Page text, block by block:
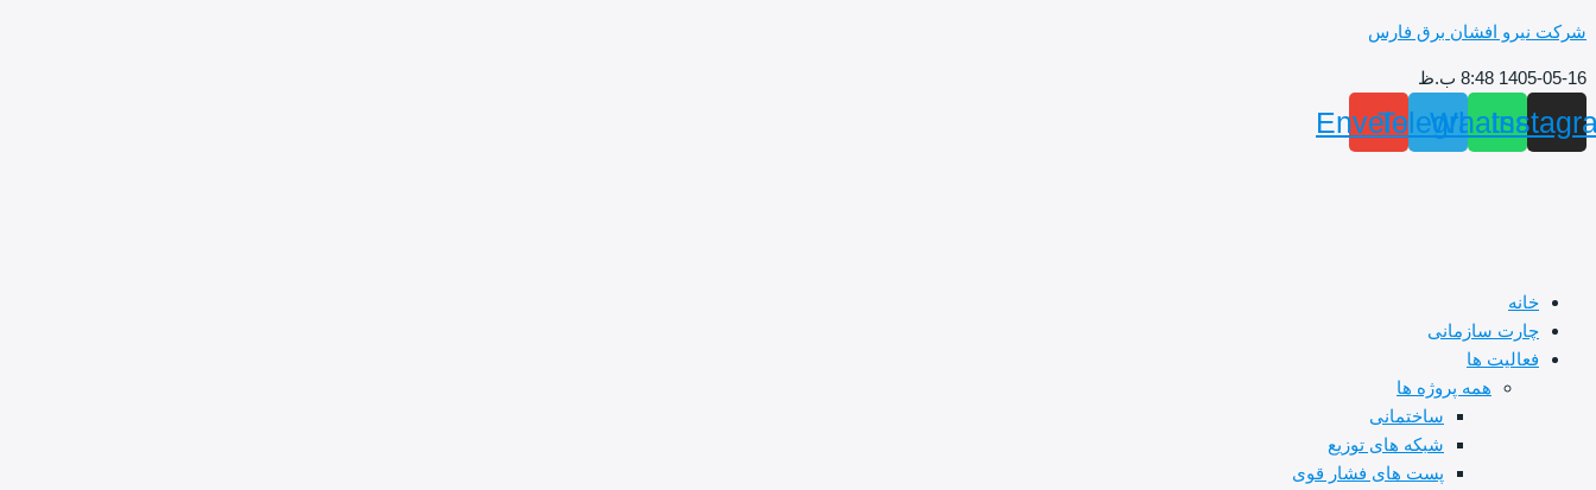
پرش
محتوا
شرکت نیرو افشان برق فارس
1405-05-16 8:48 ب.ظ
Whatsapp
Telegram
Envelope
خانه
چارت سازمانی
فعالیت ها
همه پروژه ها
ساختمانی
شبکه های توزیع
پست های فشار قوی